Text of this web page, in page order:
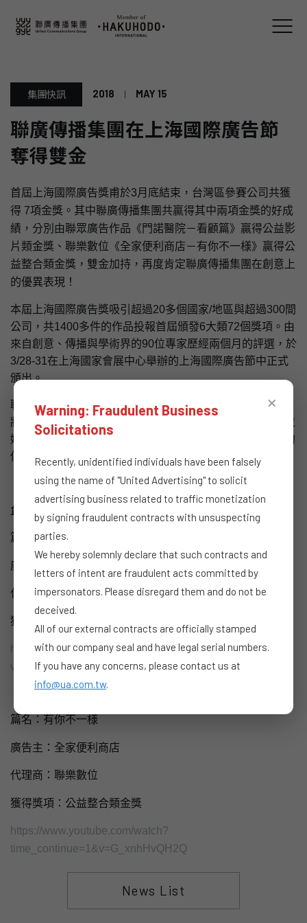
集團快訊 2018 | MAY 15
聯廣傳播集團在上海國際廣告節
奪得雙金
首屆上海國際廣告獎甫於3月底結束，台灣區參賽公司共獲
得 7項金獎。其中聯廣傳播集團共贏得其中兩項金獎的好成
績，分別由聯眾廣告作品《門諾醫院－看顧篇》贏得公益影
片類金獎、聯樂數位《全家便利商店－有你不一様》贏得公
益整合類金獎，雙金加持，再度肯定聯廣傳播集團在創意上
的優異表現！
本屆上海國際廣告獎吸引超過20多個國家/地區與超過300間
公司，共1400多件的作品投報首屆頒發6大類72個獎項。由
來自創意、傳播與學術界的90位專家歷經兩個月的評選，於
3/28-31在上海國家會展中心舉辦的上海國際廣告節中正式
頒出。
聯廣集團創意長狄運昌(Michael Dee)表示，聯廣傳播集團
將持續提供更具巧思的跨平台創意智慧方案及更全面的數位
媒體操作，為客戶持續注入創意的活水，成為客戶最堅強的
傳播後盾。
台灣得獎名作品如下：
篇名：看顧篇
廣告主：門諾醫院
代理商：聯眾廣告
獲得獎項：​公益影片類金獎
https://www.youtube.com/watch?
v=sl82JIIOiJI&feature=youtu.be
篇名：有你不一様
廣告主：全家便利商店
代理商：聯樂數位
獲得獎項：​公益整合類金獎
https://www.youtube.com/watch?
time_continue=1&v=G_xnhHvQH2Q
News List
×
Warning: Fraudulent Business
Solicitations
Recently, unidentified individuals have been falsely
using the name of "United Advertising" to solicit
advertising business related to traffic monetization
by signing fraudulent contracts with unsuspecting
parties.
We hereby solemnly declare that such contracts and
letters of intent are fraudulent acts committed by
impersonators. Please disregard them and do not be
deceived.
All of our external contracts are officially stamped
with our company seal and have legal serial numbers.
If you have any concerns, please contact us at
info@ua.com.tw.